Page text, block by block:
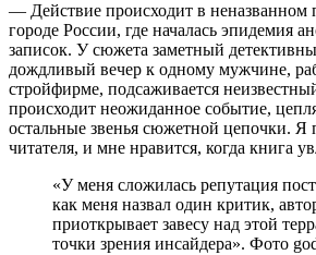
— Действие происходит в неназванном
городе России, где началась эпидемия
записок. У сюжета заметный
дождливый вечер к одному мужчине,
стройфирме, подсаживается
происходит неожиданное событие,
остальные звенья сюжетной цепочки. Я
читателя, и мне нравится, когда книга
«У меня сложилась репутация
как меня назвал один критик,
приоткрывает завесу над этой
точки зрения инсайдера». Фото